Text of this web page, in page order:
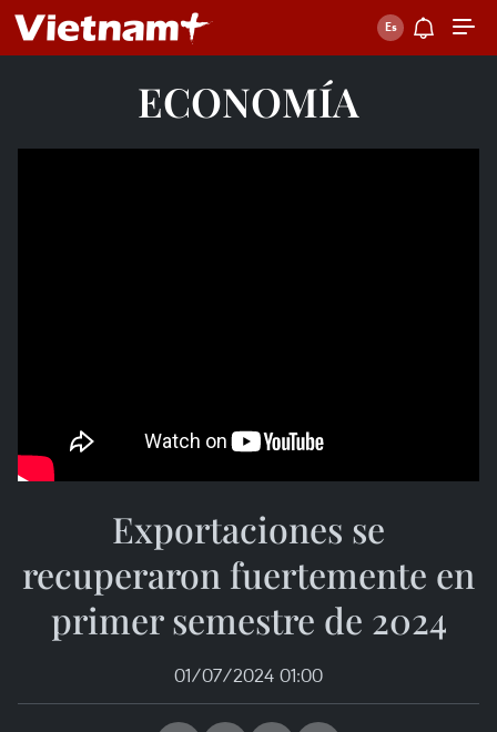
ECONOMÍA
Exportaciones se
recuperaron fuertemente en
primer semestre de 2024
01/07/2024 01:00